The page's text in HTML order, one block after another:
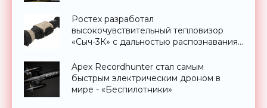
Ростех разработал
высокочувствительный тепловизор
«Сыч-3К» с дальностью распознавания
Apex Recordhunter стал самым
быстрым электрическим дроном в
мире - «Беспилотники»